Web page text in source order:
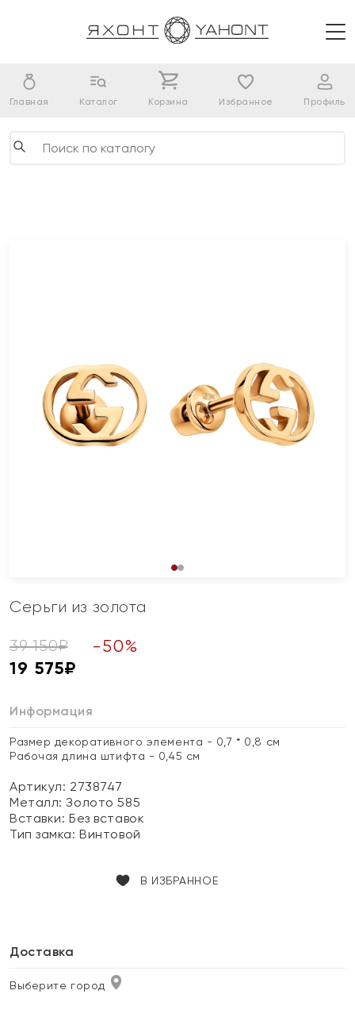
Главная Каталог Корзина Избранное Профиль
Серьги из золота
39 150₽ -50%
19 575₽
Информация
Размер декоративного элемента - 0,7 * 0,8 см
Рабочая длина штифта - 0,45 см
Артикул: 2738747
Металл:Золото 585
Вставки:Без вставок
Тип замка:Винтовой
В ИЗБРАННОЕ
Доставка
Выберите город